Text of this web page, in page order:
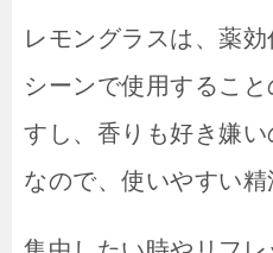
レモングラスは、薬
シーンで使用するこ
すし、香りも好き嫌
なので、使いやすい精